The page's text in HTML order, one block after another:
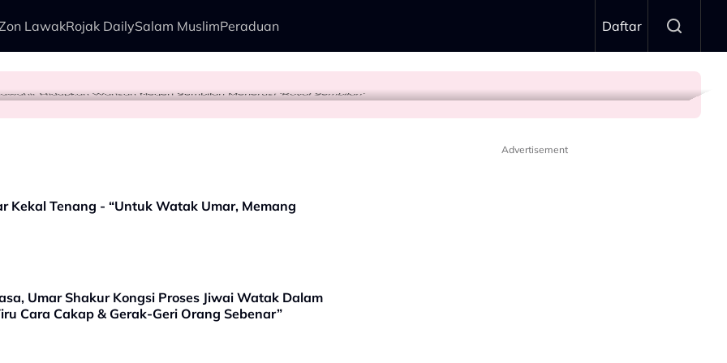
LawakRojak DailySalam MuslimPeraduan Daftar
Aziz Usia 74 tahun Bukan Penghalang, Tunku Puteri Jawahir Hidupkan Warisan Negeri Sembilan Menerusi ‘Royal Sembilan’
Airlines
Tangkap Ikan Segar Setiap Hari
Kekal Tenang - “Untuk Watak Umar, Memang
Umar Shakur Kongsi Proses Jiwai Watak Dalam
Cara Cakap & Gerak-Geri Orang Sebenar”
Advertisement